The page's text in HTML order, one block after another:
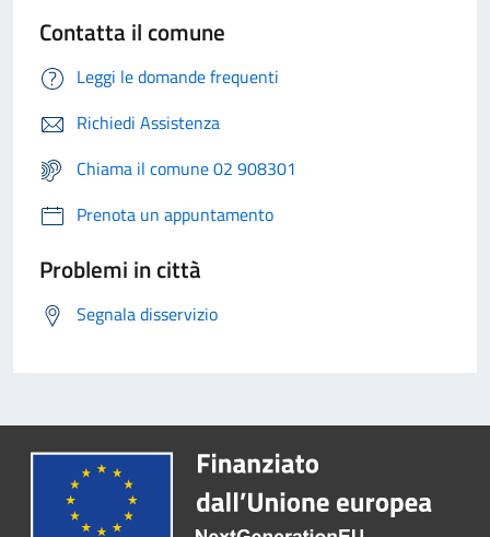
Contatta il comune
Leggi le domande frequenti
Richiedi Assistenza
Chiama il comune 02 908301
Prenota un appuntamento
Problemi in città
Segnala disservizio